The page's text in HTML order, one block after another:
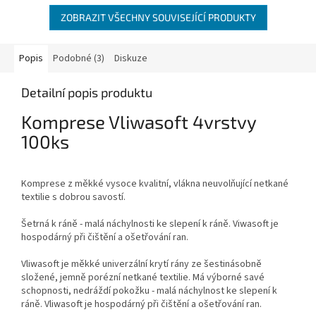
ZOBRAZIT VŠECHNY SOUVISEJÍCÍ PRODUKTY
Popis Podobné (3) Diskuze
Detailní popis produktu
Komprese Vliwasoft 4vrstvy
100ks
Komprese z měkké vysoce kvalitní, vlákna neuvolňující netkané
textilie s dobrou savostí.
Šetrná k ráně - malá náchylnosti ke slepení k ráně. Viwasoft je
hospodárný při čištění a ošetřování ran.
Vliwasoft je měkké univerzální krytí rány ze šestinásobně
složené, jemně porézní netkané textilie. Má výborné savé
schopnosti, nedráždí pokožku - malá náchylnost ke slepení k
ráně. Vliwasoft je hospodárný při čištění a ošetřování ran.